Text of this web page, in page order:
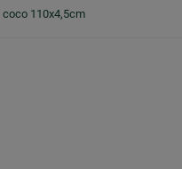
110x4,5cm